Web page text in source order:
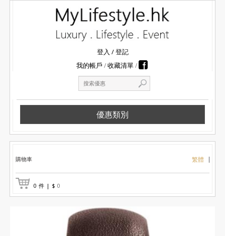
登入 /登記
我的帳戶
收藏清單
優惠類別
購物車 繁體
0 件 | $ 0